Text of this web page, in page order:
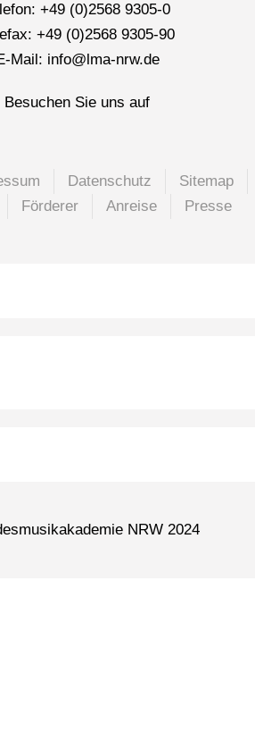
+49 (0)2568 9305-0
+49 (0)2568 9305-90
Mail: info@lma-nrw.de
Besuchen Sie uns auf
Datenschutz
Sitemap
Förderer Anreise Presse
NRW 2024